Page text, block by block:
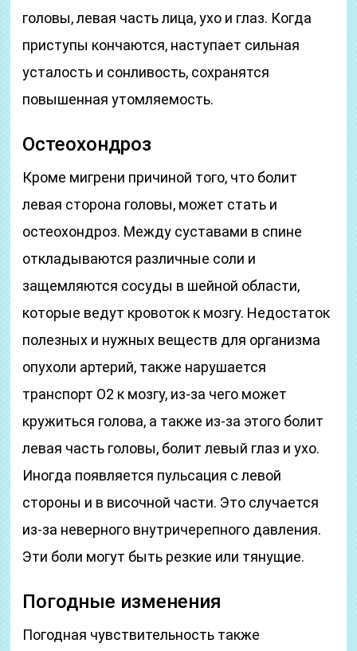
головы, левая часть лица, ухо и глаз. Когда
приступы кончаются, наступает сильная
усталость и сонливость, сохранятся
повышенная утомляемость.
Остеохондроз
Кроме мигрени причиной того, что болит
левая сторона головы, может стать и
остеохондроз. Между суставами в спине
откладываются различные соли и
защемляются сосуды в шейной области,
которые ведут кровоток к мозгу. Недостаток
полезных и нужных веществ для организма
опухоли артерий, также нарушается
транспорт О2 к мозгу, из-за чего может
кружиться голова, а также из-за этого болит
левая часть головы, болит левый глаз и ухо.
Иногда появляется пульсация с левой
стороны и в височной части. Это случается
из-за неверного внутричерепного давления.
Эти боли могут быть резкие или тянущие.
Погодные изменения
Погодная чувствительность также